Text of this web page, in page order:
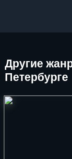
Другие
Петербурге